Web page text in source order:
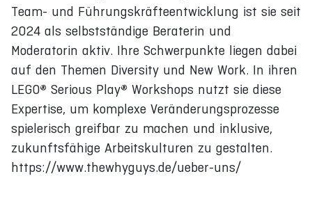
Team- und Führungskräfteentwicklung ist sie seit
2024 als selbstständige Beraterin und
Moderatorin aktiv. Ihre Schwerpunkte liegen dabei
auf den Themen Diversity und New Work. In ihren
LEGO® Serious Play® Workshops nutzt sie diese
Expertise, um komplexe Veränderungsprozesse
spielerisch greifbar zu machen und inklusive,
zukunftsfähige Arbeitskulturen zu gestalten.
https://www.thewhyguys.de/ueber-uns/